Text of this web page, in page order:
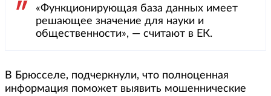
«Функционирующая база данных имеет
решающее значение для науки и
общественности», — считают в ЕК.
В Брюсселе, подчеркнули, что полноценная
информация поможет выявить мошеннические